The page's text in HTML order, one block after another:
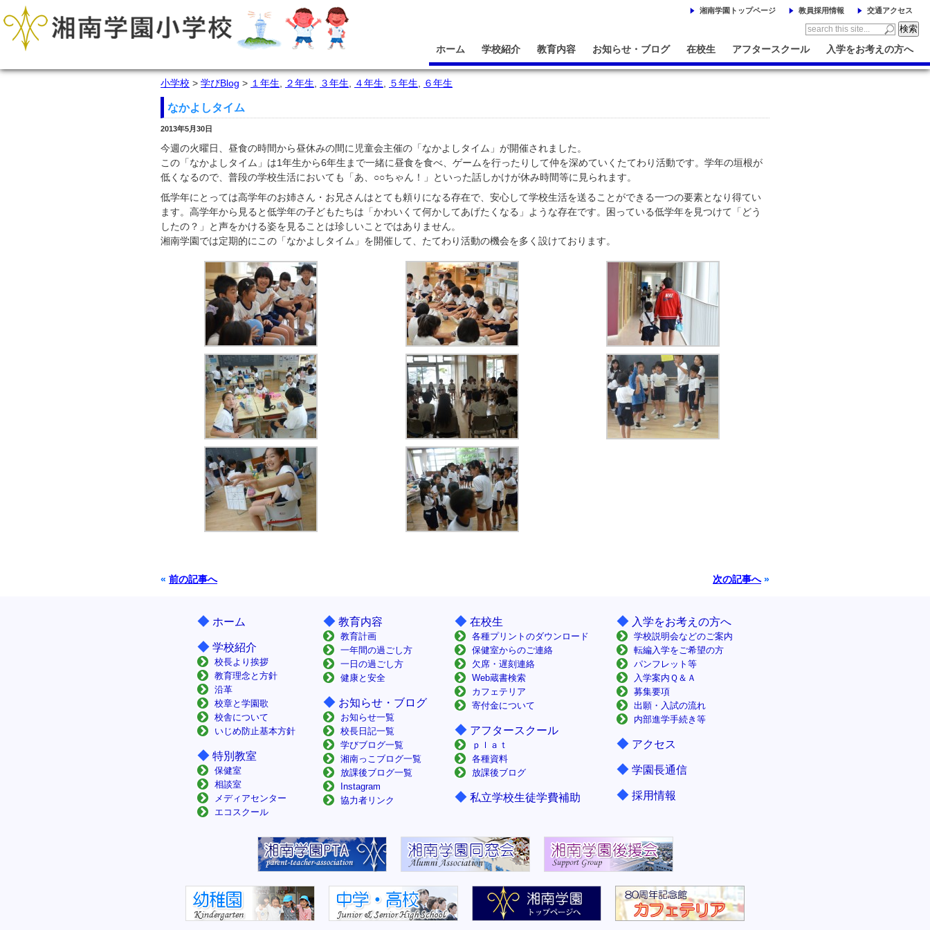
湘南学園トップページ 教員採用情報 交通アクセス
ホーム 学校紹介 教育内容 お知らせ・ブログ 在校生 アフタースクール 入学をお考えの方へ
小学校 > 学びBlog > １年生 ２年生 ３年生 ４年生 ５年生 ６年生
なかよしタイム
2013年5月30日
今週の火曜日、昼食の時間から昼休みの間に児童会主催の「なかよしタイム」が開催されました。
この「なかよしタイム」は1年生から6年生まで一緒に昼食を食べ、ゲームを行ったりして仲を深めていくたてわり活動です。学年の垣根が
低くなるので、普段の学校生活においても「あ、○○ちゃん！」といった話しかけが休み時間等に見られます。
低学年にとっては高学年のお姉さん・お兄さんはとても頼りになる存在で、安心して学校生活を送ることができる一つの要素となり得てい
ます。高学年から見ると低学年の子どもたちは「かわいくて何かしてあげたくなる」ような存在です。困っている低学年を見つけて「どう
したの？」と声をかける姿を見ることは珍しいことではありません。
湘南学園では定期的にこの「なかよしタイム」を開催して、たてわり活動の機会を多く設けております。
« 前の記事へ 次の記事へ»
◆ ホーム
◆ 学校紹介
校長より挨拶
教育理念と方針
沿革
校章と学園歌
校舎について
いじめ防止基本方針
◆ 特別教室
保健室
相談室
メディアセンター
エコスクール
◆ 教育内容
教育計画
一年間の過ごし方
一日の過ごし方
健康と安全
◆ お知らせ・ブログ
お知らせ一覧
校長日記一覧
学びブログ一覧
湘南っこブログ一覧
放課後ブログ一覧
Instagram
協力者リンク
◆ 在校生
各種プリントのダウンロード
保健室からのご連絡
欠席・遅刻連絡
Web蔵書検索
カフェテリア
寄付金について
◆ アフタースクール
ｐｌａｔ
各種資料
放課後ブログ
◆ 私立学校生徒学費補助
◆ 入学をお考えの方へ
学校説明会などのご案内
転編入学をご希望の方
パンフレット等
入学案内Ｑ＆Ａ
募集要項
出願・入試の流れ
内部進学手続き等
◆ アクセス
◆ 学園長通信
◆ 採用情報